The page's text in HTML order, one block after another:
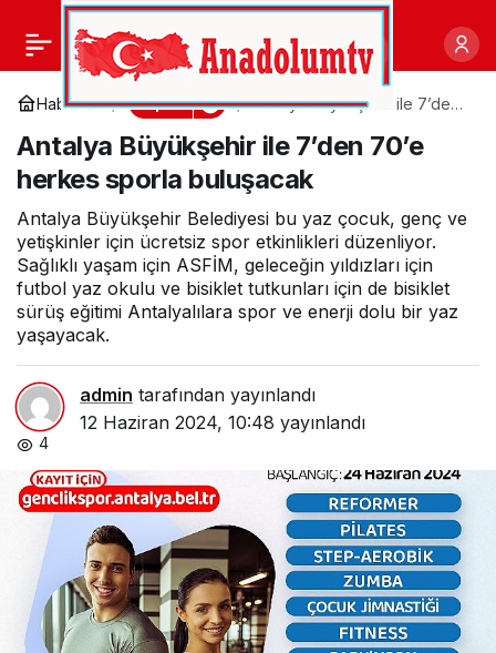
Haberler Spor
Antalya Büyükşehir ile 7’den
buluşacak
Antalya Büyükşehir ile 7’den 70’e
herkes sporla buluşacak
Antalya Büyükşehir Belediyesi bu yaz çocuk, genç ve
yetişkinler için ücretsiz spor etkinlikleri düzenliyor.
Sağlıklı yaşam için ASFİM, geleceğin yıldızları için
futbol yaz okulu ve bisiklet tutkunları için de bisiklet
sürüş eğitimi Antalyalılara spor ve enerji dolu bir yaz
yaşayacak.
admin tarafından yayınlandı
12 Haziran 2024, 10:48 yayınlandı
4
Avcılar’da Sporun
Geleceği Konuşuldu
Paylaş